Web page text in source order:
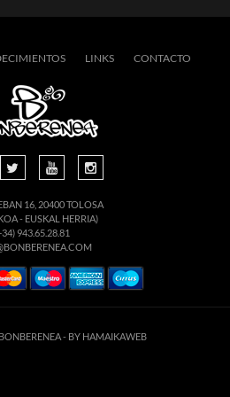
LINKS CONTACTO
16, 20400 TOLOSA
- EUSKAL HERRIA)
943.65.28.81
- BY HAMAIKAWEB